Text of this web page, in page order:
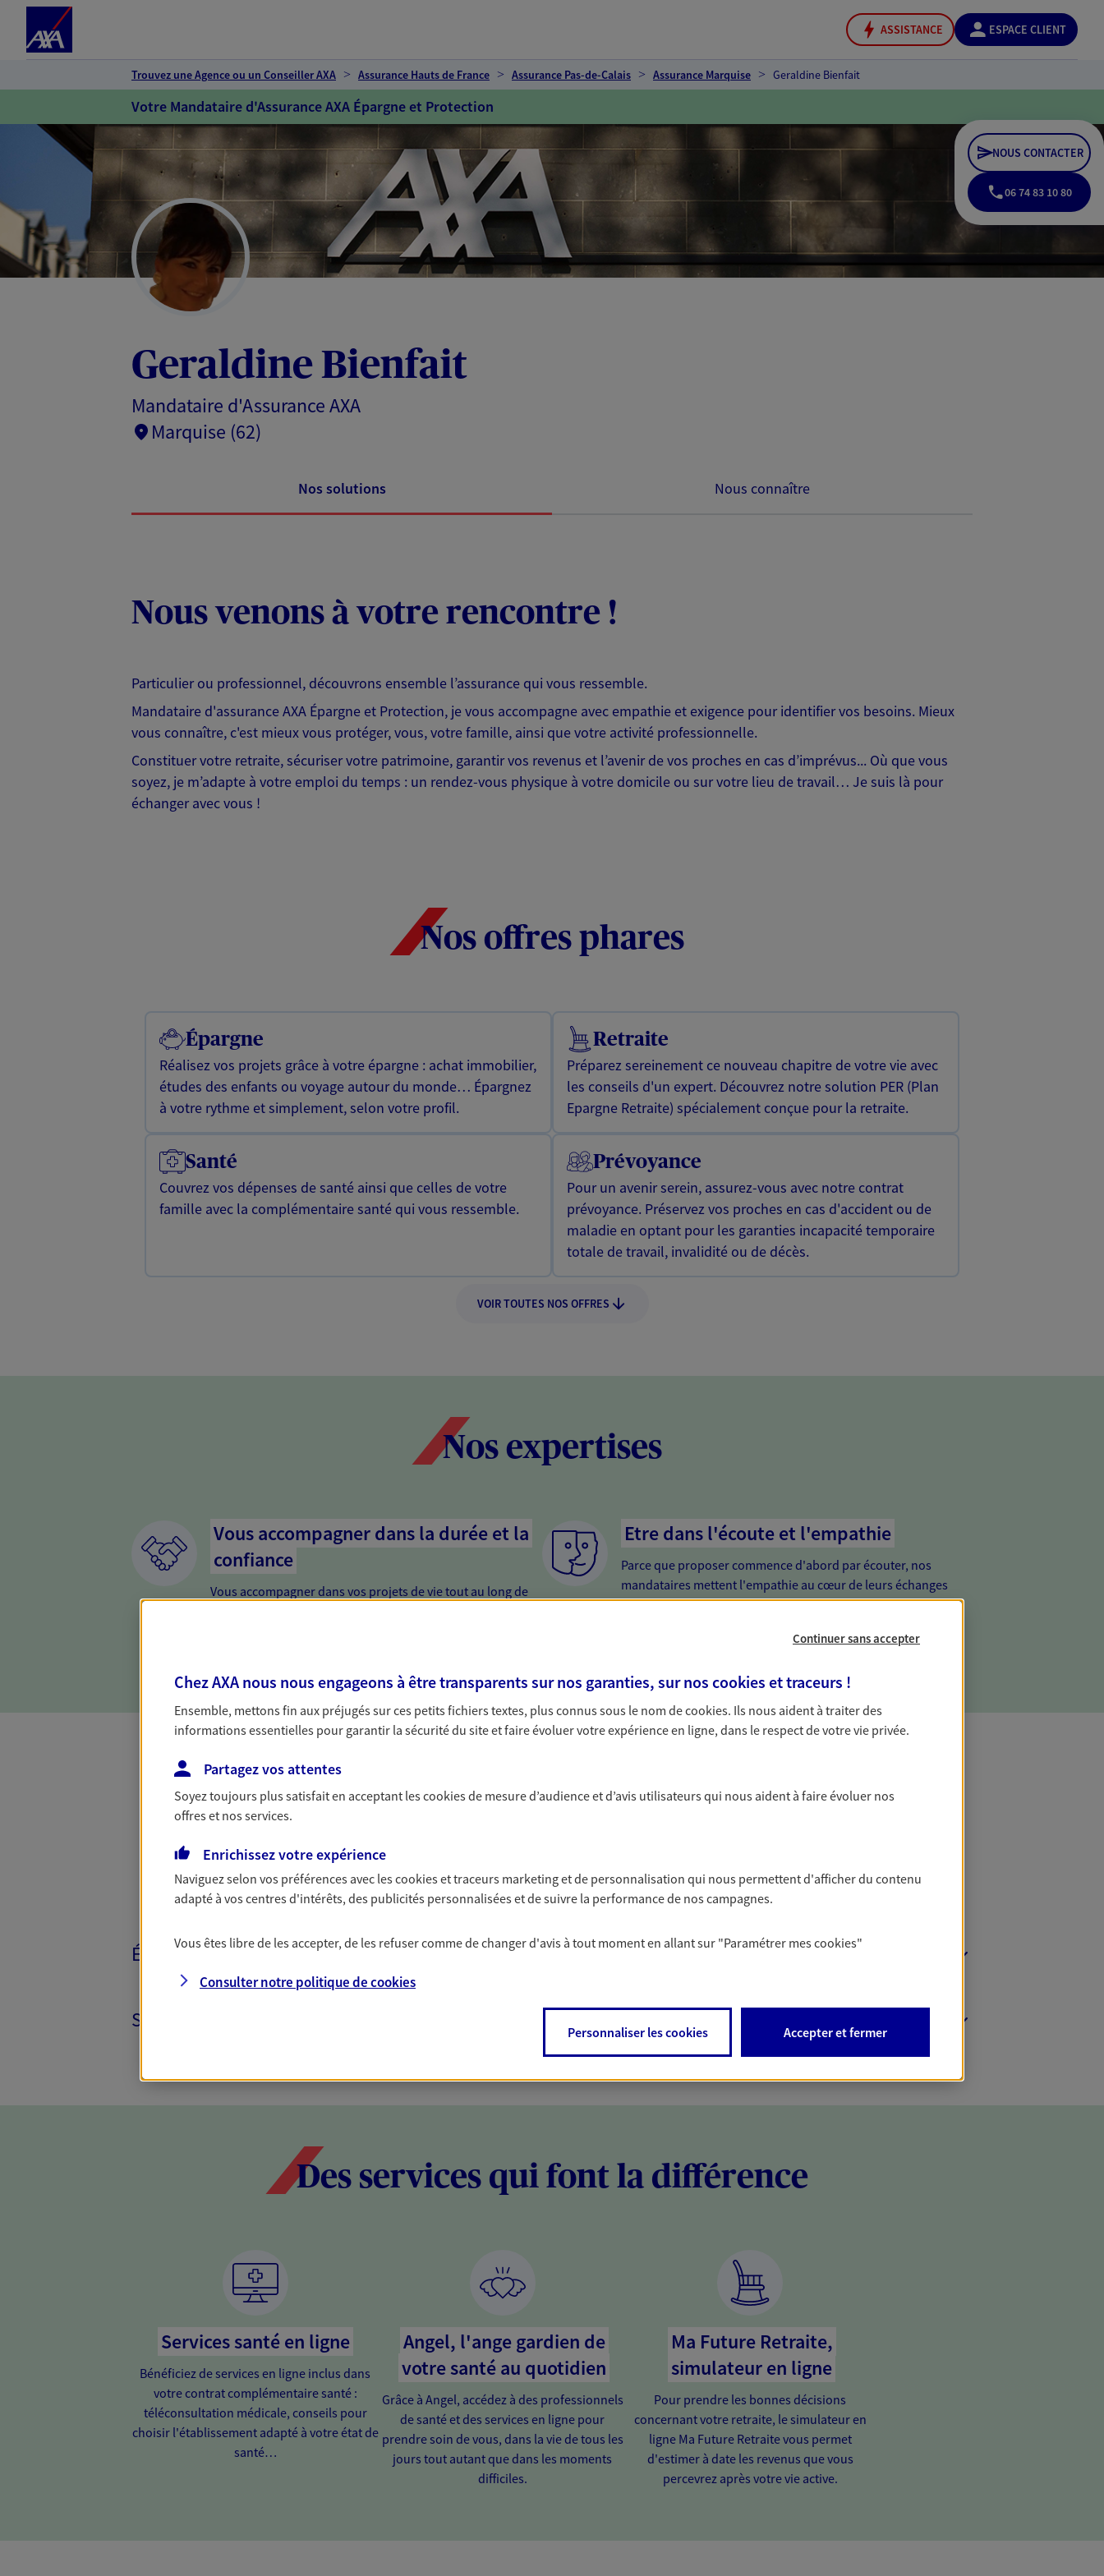
ASSISTANCE ESPACE CLIENT
Trouvez une Agence ou un Conseiller AXA Assurance Hauts de France Assurance Pas-de-Calais Assurance Marquise Geraldine Bienfait
Votre Mandataire d'Assurance AXA Épargne et Protection
Geraldine Bienfait
Mandataire d'Assurance AXA
Marquise (62)
NOUS CONTACTER
06 74 83 10 80
Nos solutions Nous connaître
Nous venons à votre rencontre !
Particulier ou professionnel, découvrons ensemble l’assurance qui vous ressemble.
Mandataire d'assurance AXA Épargne et Protection, je vous accompagne avec empathie et exigence pour identifier vos besoins. Mieux
vous connaître, c'est mieux vous protéger, vous, votre famille, ainsi que votre activité professionnelle.
Constituer votre retraite, sécuriser votre patrimoine, garantir vos revenus et l’avenir de vos proches en cas d’imprévus... Où que vous
soyez, je m’adapte à votre emploi du temps : un rendez-vous physique à votre domicile ou sur votre lieu de travail… Je suis là pour
échanger avec vous !
Nos offres phares
Épargne
Réalisez vos projets grâce à votre épargne : achat immobilier,
études des enfants ou voyage autour du monde… Épargnez
à votre rythme et simplement, selon votre profil.
Retraite
Préparez sereinement ce nouveau chapitre de votre vie avec
les conseils d'un expert. Découvrez notre solution PER (Plan
Epargne Retraite) spécialement conçue pour la retraite.
Santé
Couvrez vos dépenses de santé ainsi que celles de votre
famille avec la complémentaire santé qui vous ressemble.
Prévoyance
Pour un avenir serein, assurez-vous avec notre contrat
prévoyance. Préservez vos proches en cas d'accident ou de
maladie en optant pour les garanties incapacité temporaire
totale de travail, invalidité ou de décès.
VOIR TOUTES NOS OFFRES
Nos expertises
Vous accompagner dans la durée et la
confiance
Vous accompagner dans vos projets de vie tout au long de
Etre dans l'écoute et l'empathie
Parce que proposer commence d'abord par écouter, nos
mandataires mettent l'empathie au cœur de leurs échanges
pour mieux comprendre vos besoins et mieux vous soutenir
Toutes nos solutions AXA Épargne et Protection
PARTICULIERS PROFESSIONNELS
ÉPARGNE ET RETRAITE
SANTÉ ET PRÉVOYANCE
Des services qui font la différence
Services santé en ligne
Bénéficiez de services en ligne inclus dans
votre contrat complémentaire santé :
téléconsultation médicale, conseils pour
choisir l'établissement adapté à votre état de
santé…
Angel, l'ange gardien de
votre santé au quotidien
Grâce à Angel, accédez à des professionnels
de santé et des services en ligne pour
prendre soin de vous, dans la vie de tous les
jours tout autant que dans les moments
difficiles.
Ma Future Retraite,
simulateur en ligne
Pour prendre les bonnes décisions
concernant votre retraite, le simulateur en
ligne Ma Future Retraite vous permet
d'estimer à date les revenus que vous
percevrez après votre vie active.
Continuer sans accepter
Chez AXA nous nous engageons à être transparents sur nos garanties, sur nos cookies et traceurs !
Ensemble, mettons fin aux préjugés sur ces petits fichiers textes, plus connus sous le nom decookies. Ils nous aident à traiter des
informations essentielles pour garantir la sécurité du site et faire évoluer votre expérience en ligne, dans le respect de votre vie privée.
Partagez vos attentes
Soyez toujours plus satisfait en acceptant lescookiesde mesure d’audience et d’avis utilisateurs qui nous aident à faire évoluer nos
offres et nos services.
Enrichissez votre expérience
Naviguez selon vos préférences avec lescookies et traceurs marketing et de personnalisation qui nous permettent d'afficher du contenu
adapté à vos centres d'intérêts, des publicités personnalisées et de suivre la performance de nos campagnes.
Vous êtes libre de les accepter, de les refuser comme de changer d'avis à tout moment en allant sur "Paramétrer mescookies"
Consulter notre politique decookies
Personnaliser les cookies Accepter et fermer